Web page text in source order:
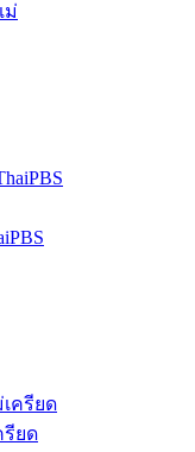
ม่
รียด